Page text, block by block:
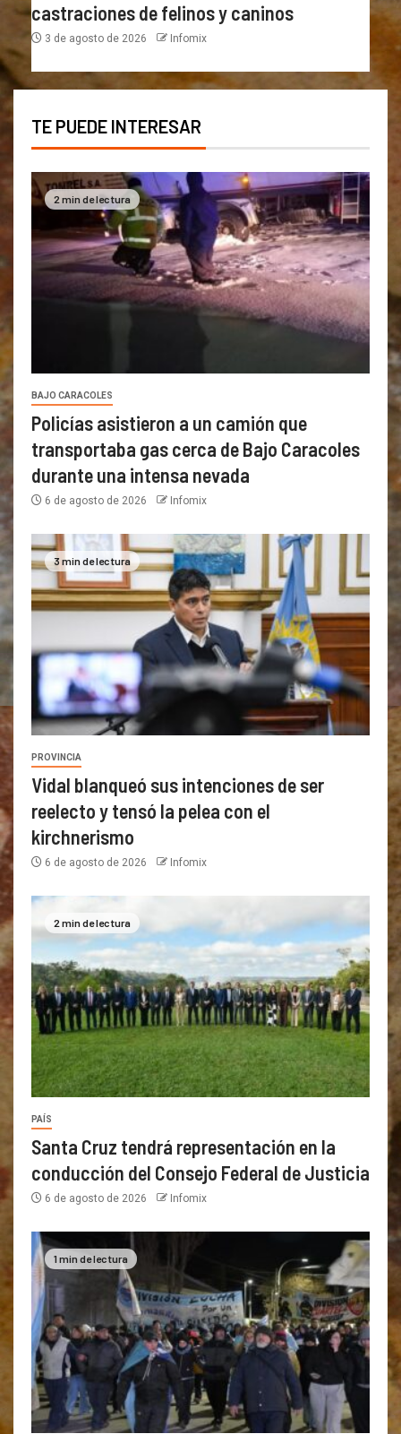
castraciones de felinos y caninos
3 de agosto de 2026 Infomix
TE PUEDE INTERESAR
2 min de lectura
BAJO CARACOLES
Policías asistieron a un camión que
transportaba gas cerca de Bajo Caracoles
durante una intensa nevada
6 de agosto de 2026 Infomix
3 min de lectura
PROVINCIA
Vidal blanqueó sus intenciones de ser
reelecto y tensó la pelea con el
kirchnerismo
6 de agosto de 2026 Infomix
2 min de lectura
PAÍS
Santa Cruz tendrá representación en la
conducción del Consejo Federal de Justicia
6 de agosto de 2026 Infomix
1 min de lectura